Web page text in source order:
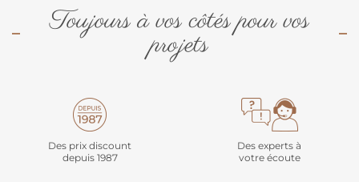
Toujours à vos côtés pour vos
projets
Des prix discount
depuis 1987
Des experts à
votre écoute